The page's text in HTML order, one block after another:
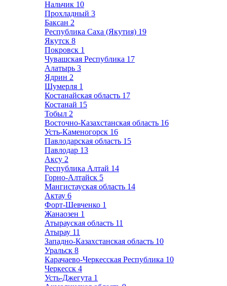
Нальчик 10
Прохладный 3
Баксан 2
Республика Саха (Якутия) 19
Якутск 8
Покровск 1
Чувашская Республика 17
Алатырь 3
Ядрин 2
Шумерля 1
Костанайская область 17
Костанай 15
Тобыл 2
Восточно-Казахстанская область 16
Усть-Каменогорск 16
Павлодарская область 15
Павлодар 13
Аксу 2
Республика Алтай 14
Горно-Алтайск 5
Мангистауская область 14
Актау 6
Форт-Шевченко 1
Жанаозен 1
Атырауская область 11
Атырау 11
Западно-Казахстанская область 10
Уральск 8
Карачаево-Черкесская Республика 10
Черкесск 4
Усть-Джегута 1